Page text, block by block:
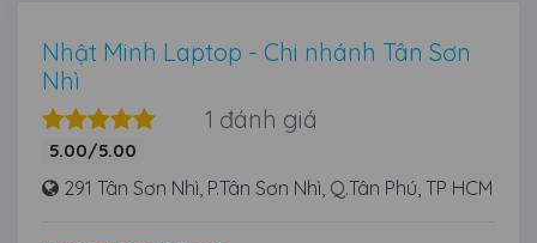
Nhật Minh Laptop - Chi nhánh Tân Sơn
Nhì
5.00/5.00
1 đánh giá
291 Tân Sơn Nhì, P.Tân Sơn Nhì, Q.Tân Phú, TP HCM